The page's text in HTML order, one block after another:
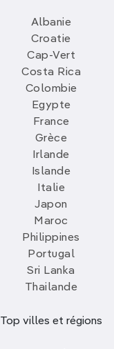
Albanie
Croatie
Cap-Vert
Costa Rica
Colombie
Egypte
France
Grèce
Irlande
Islande
Italie
Japon
Maroc
Philippines
Portugal
Sri Lanka
Thailande
Top villes et régions